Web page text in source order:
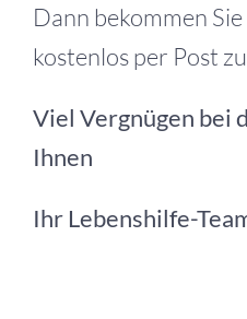
Dann bekommen
kostenlos per Post
Viel Vergnügen bei
Ihnen
Ihr Lebenshilfe-